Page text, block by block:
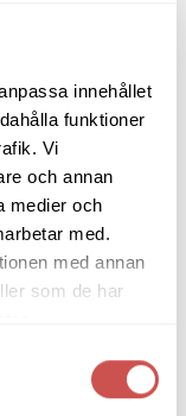
innehållet
funktioner
Vi
och annan
medier och
med.
med annan
som de har